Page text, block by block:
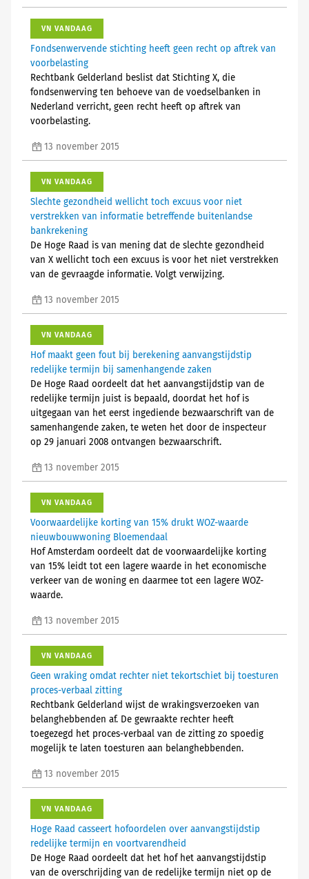
VN VANDAAG
Fondsenwervende stichting heeft geen recht op aftrek van
voorbelasting
Rechtbank Gelderland beslist dat Stichting X, die
fondsenwerving ten behoeve van de voedselbanken in
Nederland verricht, geen recht heeft op aftrek van
voorbelasting.
13 november 2015
VN VANDAAG
Slechte gezondheid wellicht toch excuus voor niet
verstrekken van informatie betreffende buitenlandse
bankrekening
De Hoge Raad is van mening dat de slechte gezondheid
van X wellicht toch een excuus is voor het niet verstrekken
van de gevraagde informatie. Volgt verwijzing.
13 november 2015
VN VANDAAG
Hof maakt geen fout bij berekening aanvangstijdstip
redelijke termijn bij samenhangende zaken
De Hoge Raad oordeelt dat het aanvangstijdstip van de
redelijke termijn juist is bepaald, doordat het hof is
uitgegaan van het eerst ingediende bezwaarschrift van de
samenhangende zaken, te weten het door de inspecteur
op 29 januari 2008 ontvangen bezwaarschrift.
13 november 2015
VN VANDAAG
Voorwaardelijke korting van 15% drukt WOZ-waarde
nieuwbouwwoning Bloemendaal
Hof Amsterdam oordeelt dat de voorwaardelijke korting
van 15% leidt tot een lagere waarde in het economische
verkeer van de woning en daarmee tot een lagere WOZ-
waarde.
13 november 2015
VN VANDAAG
Geen wraking omdat rechter niet tekortschiet bij toesturen
proces-verbaal zitting
Rechtbank Gelderland wijst de wrakingsverzoeken van
belanghebbenden af. De gewraakte rechter heeft
toegezegd het proces-verbaal van de zitting zo spoedig
mogelijk te laten toesturen aan belanghebbenden.
13 november 2015
VN VANDAAG
Hoge Raad casseert hofoordelen over aanvangstijdstip
redelijke termijn en voortvarendheid
De Hoge Raad oordeelt dat het hof het aanvangstijdstip
van de overschrijding van de redelijke termijn niet op de